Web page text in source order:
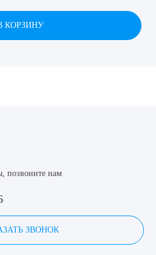
309-05-06
КОРЗИНУ
позвоните нам
ЗВОНОК
данных
услугу